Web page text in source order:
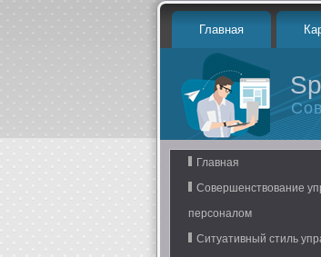
Главная
Главная
Совершенствование
персоналом
Ситуативный стиль